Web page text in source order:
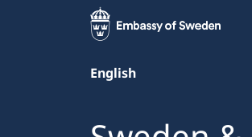
English